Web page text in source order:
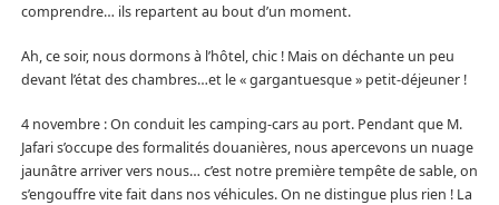
comprendre… ils repartent au bout d’un moment.
Ah, ce soir, nous dormons à l’hôtel, chic ! Mais on déchante un peu
devant l’état des chambres…et le « gargantuesque » petit-déjeuner !
4 novembre : On conduit les camping-cars au port. Pendant que M.
Jafari s’occupe des formalités douanières, nous apercevons un nuage
jaunâtre arriver vers nous… c’est notre première tempête de sable, on
s’engouffre vite fait dans nos véhicules. On ne distingue plus rien ! La